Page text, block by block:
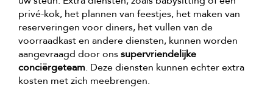
privé-kok, het plannen van feestjes, het maken van
reserveringen voor diners, het vullen van de
voorraadkast en andere diensten, kunnen worden
aangevraagd door onssupervriendelijke
conciërgeteam. Deze diensten kunnen echter extra
kosten met zich meebrengen.